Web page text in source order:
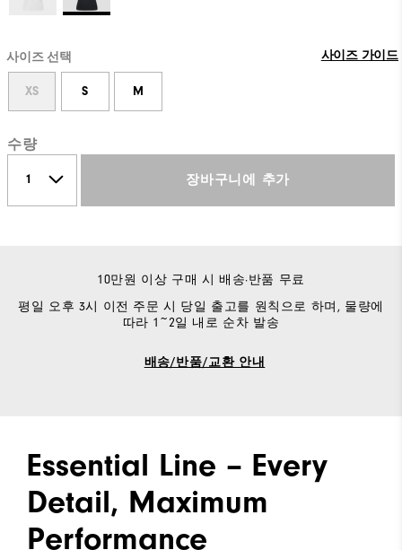
사이즈 선택 사이즈 가이드
XS S M
수량
장바구니에 추가
10만원 이상 구매 시 배송·반품 무료
평일 오후 3시 이전 주문 시 당일 출고를 원칙으로 하며, 물량에
따라 1~2일 내로 순차 발송
배송/반품/교환 안내
Essential Line – Every
Detail, Maximum
Performance